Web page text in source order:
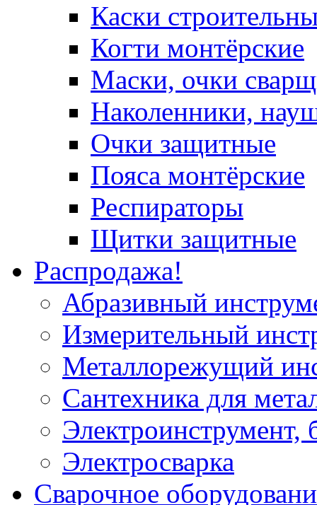
Каски
Когти монтёрские
Маски, очки
Наколенники,
Очки защитные
Пояса монтёрские
Респираторы
Щитки защитные
Распродажа!
Абразивный
Измерительный
Металлорежущий
Сантехника для
Электроинструмент,
Электросварка
Сварочное